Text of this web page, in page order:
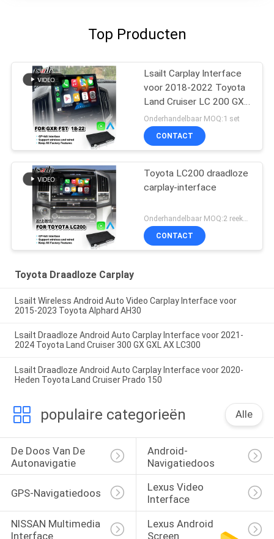
Top Producten
Lsailt Carplay Interface
voor 2018-2022 Toyota
Land Cruiser LC 200 GXR
GX-R LC200 FST Host
Radio
Onderhandelbaar MOQ:1 set
CONTACT
Toyota LC200 draadloze
carplay-interface
CONTACT
Toyota Draadloze Carplay
Lsailt Wireless Android Auto Video Carplay Interface voor
2015-2023 Toyota Alphard AH30
Lsailt Draadloze Android Auto Carplay Interface voor 2021-
2024 Toyota Land Cruiser 300 GX GXL AX LC300
Lsailt Draadloze Android Auto Carplay Interface voor 2020-
Heden Toyota Land Cruiser Prado 150
populaire categorieën Alle
De Doos Van De
Autonavigatie
Android-
Navigatiedoos
GPS-Navigatiedoos
Lexus Video
Interface
NISSAN Multimedia
Interface
Lexus Android
Screen